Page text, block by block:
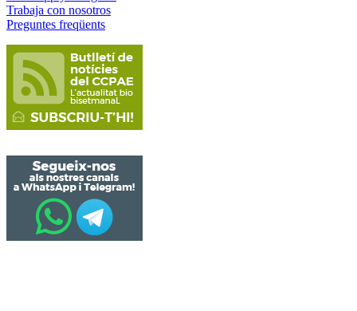
Trabaja con nosotros
Preguntes freqüents